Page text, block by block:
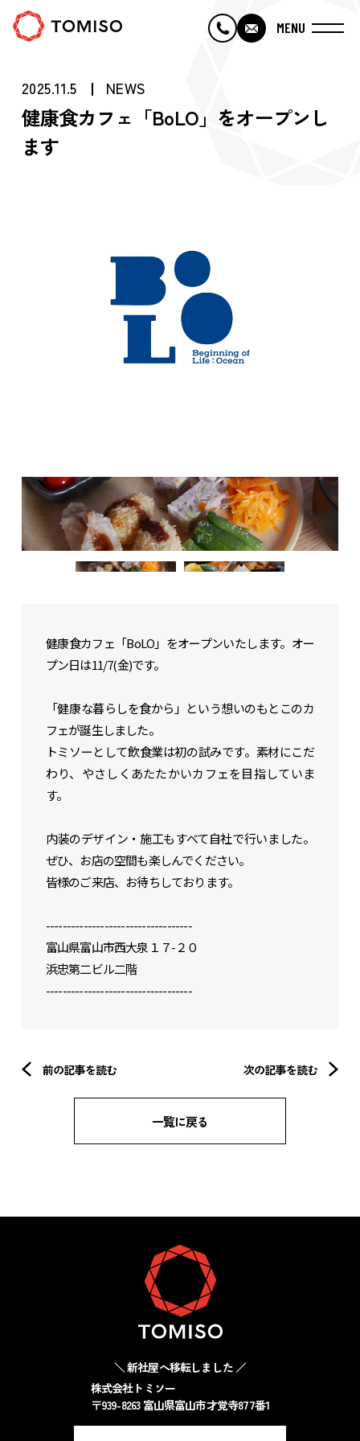
・TOP
・トミソーについて
住宅事業「らしく、暮らす」
店舗事業「いちといち」
賃貸事業
MENU
2025.11.5 NEWS
健康食カフェ「BoLO」をオープンし
ます
健康食カフェ「BoLO」をオープンいたします。オー
プン日は11/7(金)です。
「健康な暮らしを食から」という想いのもとこのカ
フェが誕生しました。
トミソーとして飲食業は初の試みです。素材にこだ
わり、やさしくあたたかいカフェを目指していま
す。
内装のデザイン・施工もすべて自社で行いました。
ぜひ、お店の空間も楽しんでください。
皆様のご来店、お待ちしております。
-----------------------------------
富山県富山市西大泉１７-２０
浜忠第二ビル二階
-----------------------------------
前の記事を読む
一覧に戻る
次の記事を読む
＼ 新社屋へ移転しました ／
株式会社トミソー
〒939-8263 富山県富山市才覚寺877番1